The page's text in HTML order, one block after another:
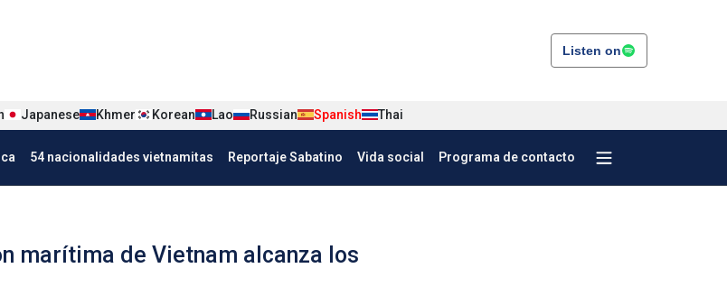
Tây ban nha Listen on
Japanese Khmer Korean Lao Russian Spanish Thai
54 nacionalidades vietnamitas Reportaje Sabatino Vida social Programa de contacto
marítima de Vietnam alcanza los